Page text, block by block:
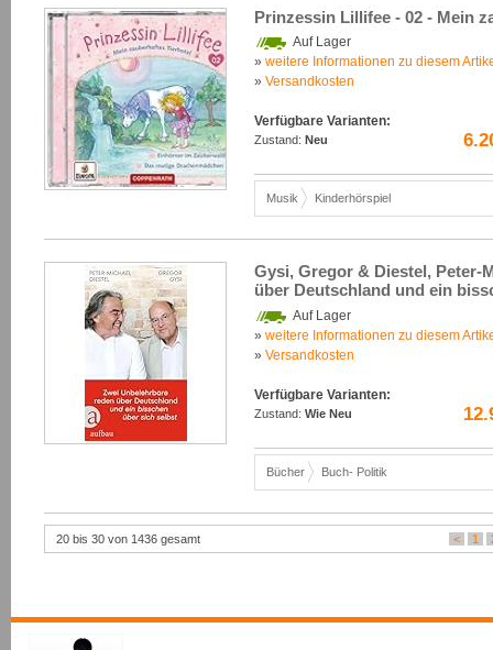
Prinzessin Lillifee - 02 - Mein
Auf Lager
» weitere Informationen zu diesem
» Versandkosten
Verfügbare Varianten:
Zustand: Neu
Musik Kinderhörspiel
Gysi, Gregor & Diestel, Peter-
über Deutschland und ein
Auf Lager
» weitere Informationen zu diesem
» Versandkosten
Verfügbare Varianten:
Zustand: Wie Neu
Bücher Buch- Politik
20 bis 30 von 1436 gesamt < 1